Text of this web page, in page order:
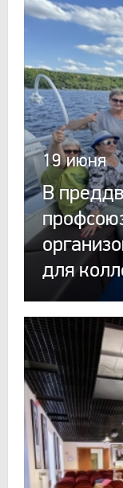
19 июня
В
для